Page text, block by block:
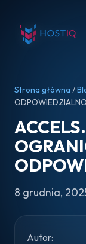
Strona główna /
8 grudnia,
Autor: